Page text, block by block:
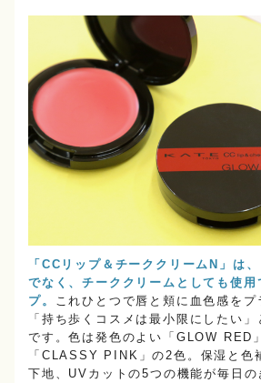
「CCリップ＆チーククリームN」は
でなく、チーククリームとしても使
プ。
これひとつで唇と頬に血色感をプ
「持ち歩くコスメは最小限にしたい
です。色は発色のよい「GLOW RED
「CLASSY PINK」の2色。保湿と色
下地、UVカットの5つの機能が毎日の